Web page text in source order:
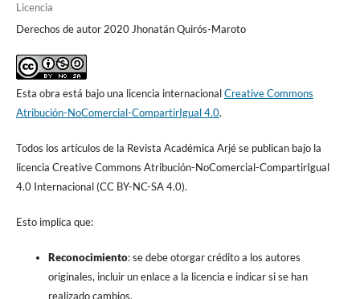
Licencia
Derechos de autor 2020 Jhonatán Quirós-Maroto
Esta obra está bajo una licencia internacionalCreative Commons
Atribución-NoComercial-CompartirIgual 4.0.
Todos los artículos de la Revista Académica Arjé se publican bajo la
licencia Creative Commons Atribución-NoComercial-CompartirIgual
4.0 Internacional (CC BY-NC-SA 4.0).
Esto implica que:
Reconocimiento: se debe otorgar crédito a los autores
originales, incluir un enlace a la licencia e indicar si se han
realizado cambios.